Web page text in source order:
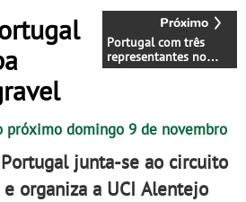
Portugal com três
representantes no
Campeonato do
próximo domingo 9 de novembro
junta-se ao circuito
organiza a UCI Alentejo